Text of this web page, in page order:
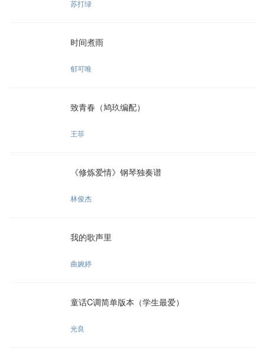
苏打绿
时间煮雨
郁可唯
致青春（鸠玖编配）
王菲
《修炼爱情》钢琴独奏谱
林俊杰
我的歌声里
曲婉婷
童话C调简单版本（学生最爱）
光良